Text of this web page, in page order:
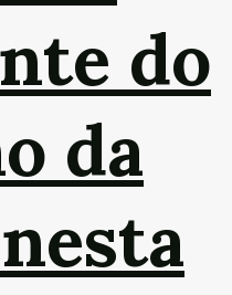
do
da